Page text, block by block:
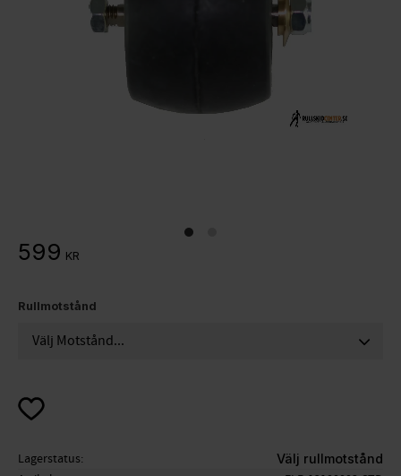
599 KR
Rullmotstånd
Lägg till i favoriter
Lagerstatus Välj rullmotstånd